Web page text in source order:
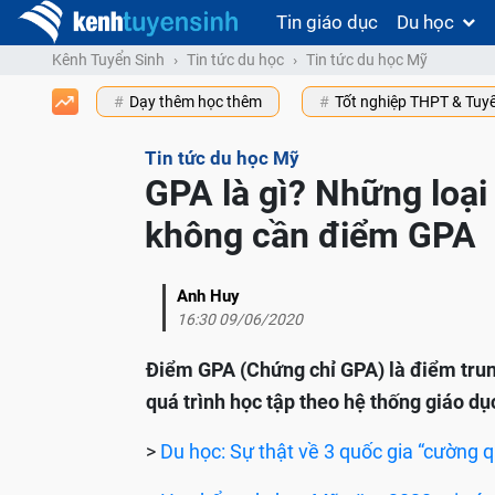
Tin giáo dục Du học
Kênh Tuyển Sinh Tin tức du học Tin tức du học Mỹ
Dạy thêm học thêm Tốt nghiệp THPT &
Tin tức du học Mỹ
GPA là gì? Những
không cần điểm GPA
Anh Huy
16:30 09/06/2020
Điểm GPA (Chứng chỉ GPA) là điểm
quá trình học tập theo hệ thống giáo
> Du học: Sự thật về 3 quốc gia “cường